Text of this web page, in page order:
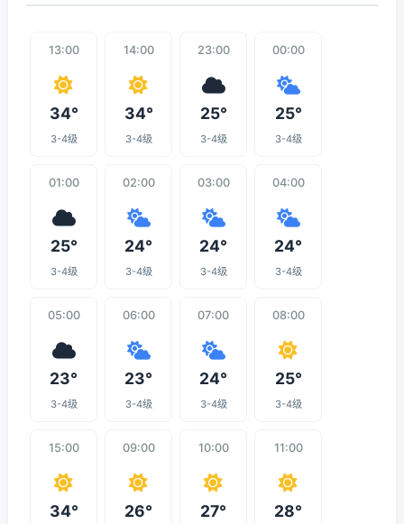
13:00
34°
3-4级
14:00
34°
3-4级
23:00
25°
3-4级
00:00
25°
3-4级
01:00
25°
3-4级
02:00
24°
3-4级
03:00
24°
3-4级
04:00
24°
3-4级
05:00
23°
3-4级
06:00
23°
3-4级
07:00
24°
3-4级
08:00
25°
3-4级
15:00
34°
09:00
26°
10:00
27°
11:00
28°